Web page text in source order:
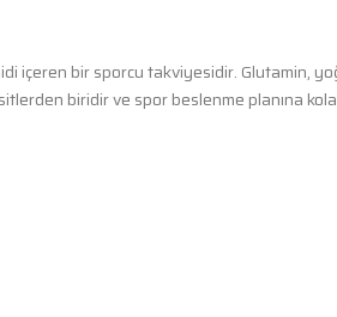
içeren bir sporcu takviyesidir. Glutamin,
biridir ve spor beslenme planına